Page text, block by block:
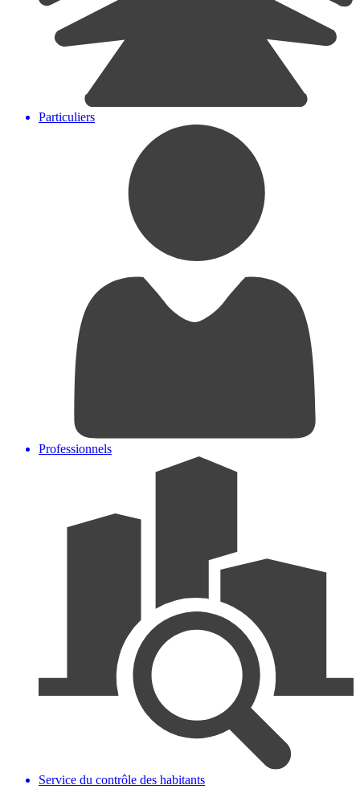
Particuliers
Professionnels
Service du contrôle des habitants